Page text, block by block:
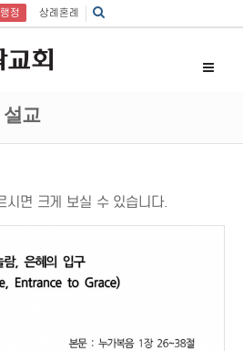
정 상례혼례
설교
시면 크게 보실 수 있습니다.